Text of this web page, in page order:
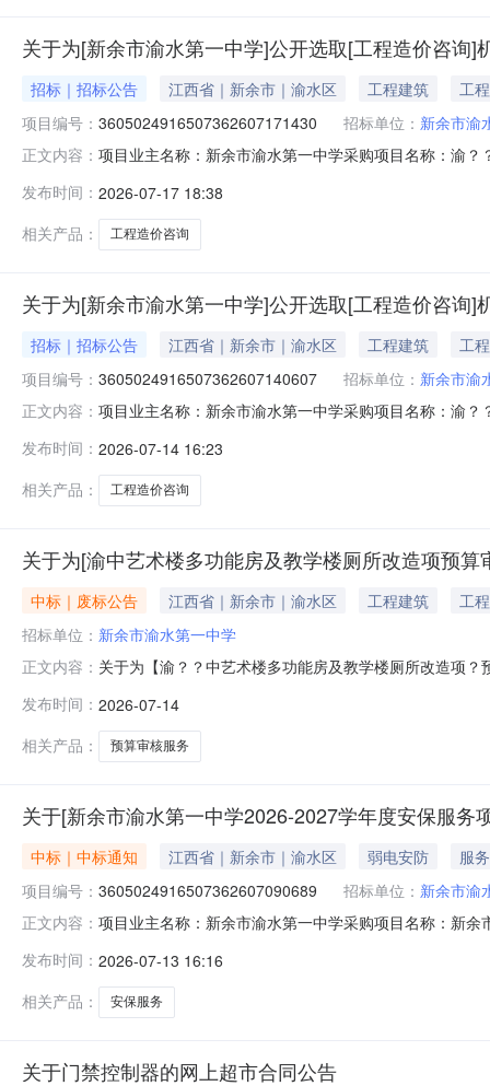
关于为[新余市渝水第一中学]公开选取[工程造价咨询]
招标｜招标公告 江西省｜新余市｜渝水区 工程建筑
工程
项目编号： 3605024916507362607171430 招标单位： 新余市渝
正文内容： 项目业主名称：新余市渝水第一中学采购项目名称：渝
多功能房及教学楼厕所改造项？预算审核，出具预算审
式：邀请直选+竞价邀请
发布时间： 2026-07-17 18:38
相关产品：
工程造价咨询
关于为[新余市渝水第一中学]公开选取[工程造价咨询]
招标｜招标公告 江西省｜新余市｜渝水区 工程建筑
工程
项目编号： 3605024916507362607140607 招标单位： 新余市渝
正文内容： 项目业主名称：新余市渝水第一中学采购项目名称：渝
多功能房及教学楼厕所改造项？预算审核，出具预算审
方式：邀请直选+竞价邀
发布时间： 2026-07-14 16:23
相关产品：
工程造价咨询
关于为[渝中艺术楼多功能房及教学楼厕所改造项预算
中标｜废标公告 江西省｜新余市｜渝水区 工程建筑
工程
招标单位： 新余市渝水第一中学
正文内容： 关于为【渝？？中艺术楼多功能房及教学楼厕所改造项
发布时间： 2026-07-14
相关产品：
预算审核服务
关于[新余市渝水第一中学2026-2027学年度安保服务
中标｜中标通知 江西省｜新余市｜渝水区 弱电安防
服务
项目编号： 3605024916507362607090689 招标单位： 新余市渝
正文内容： 项目业主名称：新余市渝水第一中学采购项目名称：新
日）签订合同时间：15（个工作日）合同备案时间：5（
发布时间： 2026-07-13 16:16
相关产品：
安保服务
关于门禁控制器的网上超市合同公告